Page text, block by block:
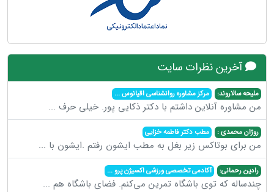
آخرین نظرات سایت
ملیحه سالاروند: مرکز مشاوره روانشناسی اقیانوس...
من مشاوره آنلاین داشتم با دکتر ذکایی پور. خیلی حرف ...
روژان محمدی : مطب دکتر فاطمه خزایی
من برای بوتاکس زیر بغل به مطب ایشون رفتم .ایشون با ...
رادین رحمانی: آکادمی تخصصی ورزشی اکسیژن پرو...
چندساله که توی باشگاه تمرین می‌کنم. فضای باشگاه هم ...